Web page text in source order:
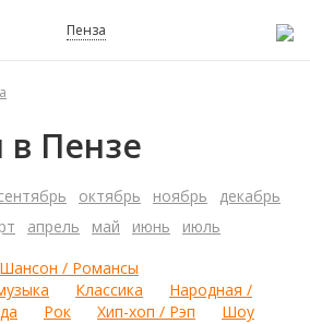
Пенза
Пензе
октябрь ноябрь
декабрь
апрель май июнь
июль
/ Романсы
Классика
Народная /
Рок Хип-хоп / Рэп Шоу